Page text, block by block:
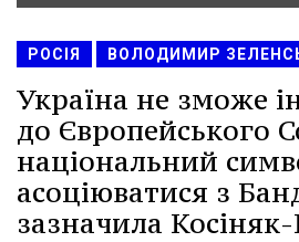
РОСІЯ ВОЛОДИМИР
Україна не зможе
до Європейського
національний
асоціюватися з
зазначила